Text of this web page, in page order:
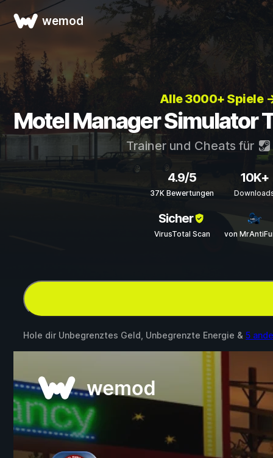
wemod
Alle 3000+ Spiele
Motel Manager Simulator
Trainer und Cheats für
4.9/5
37K Bewertungen
10K+
Sicher
VirusTotal Scan von
Hole dir Unbegrenztes Geld, Unbegrenzte Energie & 5